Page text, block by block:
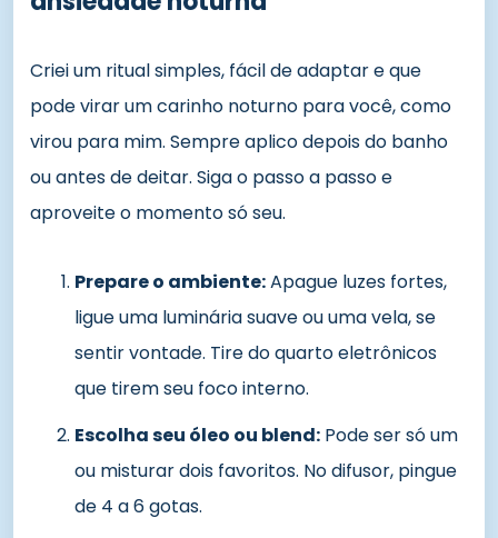
Criei um ritual simples, fácil de adaptar e que
pode virar um carinho noturno para você, como
virou para mim. Sempre aplico depois do banho
ou antes de deitar. Siga o passo a passo e
aproveite o momento só seu.
Prepare o ambiente:Apague luzes fortes,
ligue uma luminária suave ou uma vela, se
sentir vontade. Tire do quarto eletrônicos
que tirem seu foco interno.
Escolha seu óleo ou blend: Pode ser só um
ou misturar dois favoritos. No difusor, pingue
de 4 a 6 gotas.